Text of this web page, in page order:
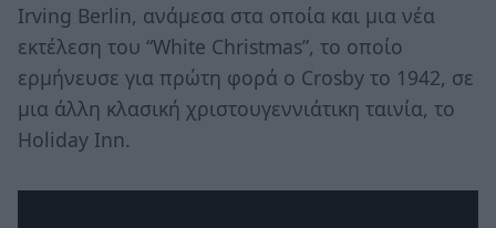
Irving Berlin, ανάμεσα στα οποία και μια νέα
εκτέλεση του “White Christmas”, το οποίο
ερμήνευσε για πρώτη φορά ο Crosby το 1942, σε
μια άλλη κλασική χριστουγεννιάτικη ταινία, το
Holiday Inn.